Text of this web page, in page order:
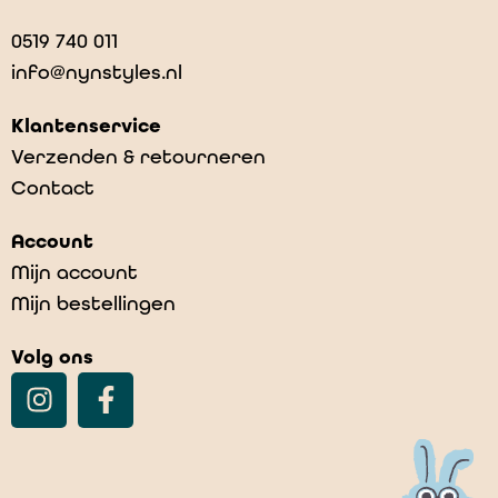
0519 740 011
info@nynstyles.nl
Klantenservice
Verzenden & retourneren
Contact
Account
Mijn account
Mijn bestellingen
Volg ons